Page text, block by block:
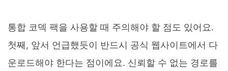
통합 코덱 팩을 사용할 때 주의해야 할 점도 있어요.
첫째, 앞서 언급했듯이 반드시 공식 웹사이트에서 다
운로드해야 한다는 점이에요. 신뢰할 수 없는 경로를